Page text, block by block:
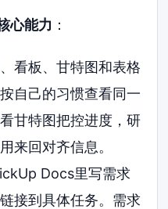
心能力 ：
看板、甘特图和表格
自己的习惯查看同一
甘特图把控进度，研
来回对齐信息。
Docs里写需求
接到具体任务。需求